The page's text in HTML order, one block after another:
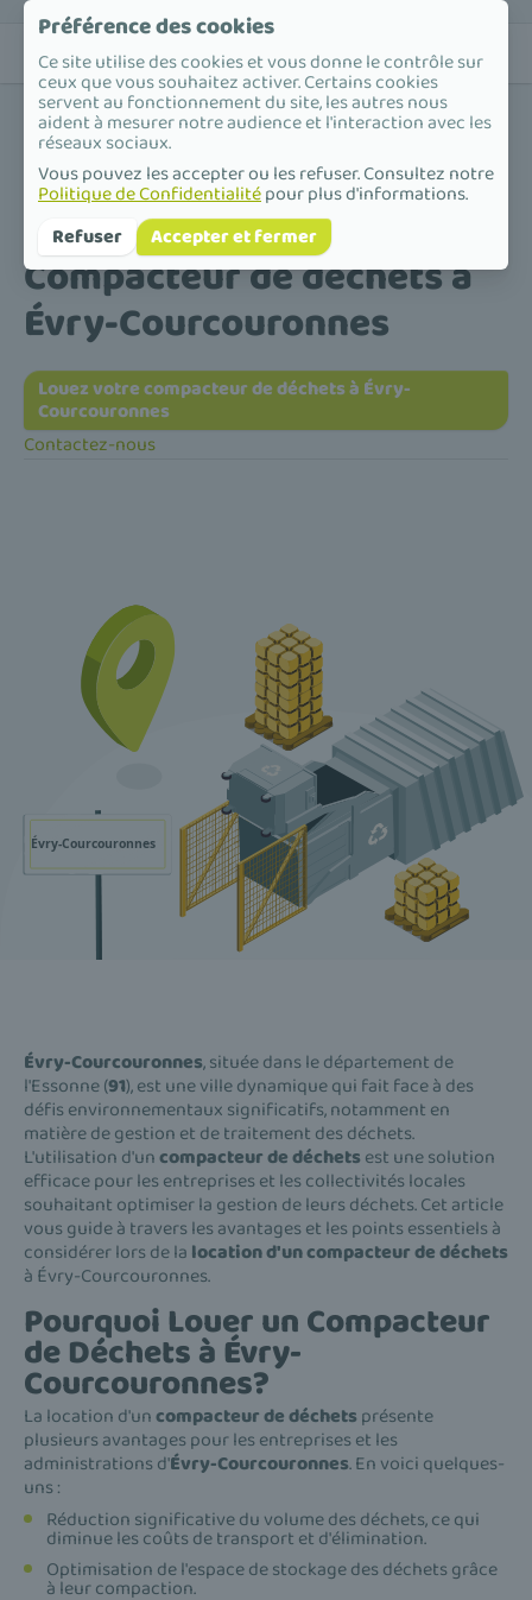
Accueil /Compacteur de déchets /Île-de-France /Essonne /
Évry-Courcouronnes
Compacteur de déchets à
Évry-Courcouronnes
Louez votre compacteur de déchets à Évry-
Courcouronnes
Contactez-nous
Évry-Courcouronnes, située dans le département de
l'Essonne (91), est une ville dynamique qui fait face à des
défis environnementaux significatifs, notamment en
matière de gestion et de traitement des déchets.
L'utilisation d'uncompacteur de déchets est une solution
efficace pour les entreprises et les collectivités locales
souhaitant optimiser la gestion de leurs déchets. Cet article
vous guide à travers les avantages et les points essentiels à
considérer lors de la location d'un compacteur de déchets
à Évry-Courcouronnes.
Pourquoi Louer un Compacteur
de Déchets à Évry-
Courcouronnes?
La location d'uncompacteur de déchets présente
plusieurs avantages pour les entreprises et les
administrations d'Évry-Courcouronnes. En voici quelques-
uns :
Réduction significative du volume des déchets, ce qui
diminue les coûts de transport et d'élimination.
Optimisation de l'espace de stockage des déchets grâce
à leur compaction.
Préférence des cookies
Ce site utilise des cookies et vous donne le contrôle sur
ceux que vous souhaitez activer. Certains cookies
servent au fonctionnement du site, les autres nous
aident à mesurer notre audience et l'interaction avec les
réseaux sociaux.
Vous pouvez les accepter ou les refuser. Consultez notre
Politique de Confidentialitépour plus d'informations.
Refuser
Accepter et fermer